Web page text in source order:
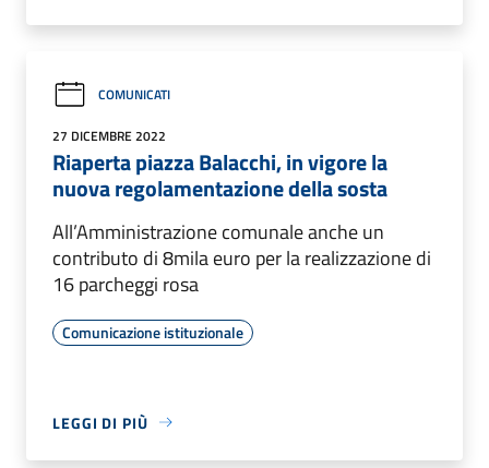
COMUNICATI
27 DICEMBRE 2022
Riaperta piazza Balacchi, in vigore la
nuova regolamentazione della sosta
All’Amministrazione comunale anche un
contributo di 8mila euro per la realizzazione di
16 parcheggi rosa
Comunicazione istituzionale
LEGGI DI PIÙ